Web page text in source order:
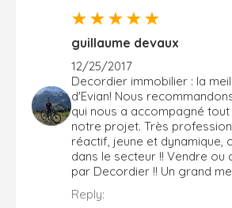
guillaume devaux
12/25/2017
Decordier immobilier : la
d'Evian! Nous
qui nous a accompagné
notre projet. Très
réactif, jeune et dynamique,
dans le secteur !! Vendre ou
par Decordier !! Un grand
Reply: